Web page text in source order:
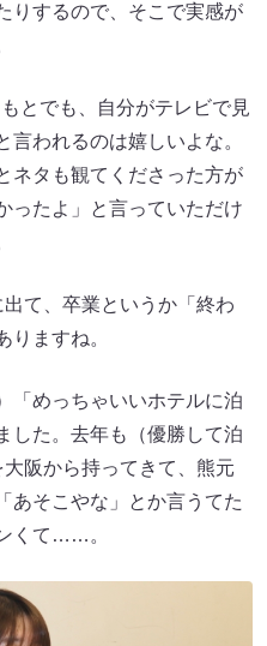
りするので、そこで実感が
とでも、自分がテレビで見
われるのは嬉しいよな。
ネタも観てくださった方が
ったよ」と言っていただけ
て、卒業というか「終わ
りますね。
めっちゃいいホテルに泊
した。去年も（優勝して泊
阪から持ってきて、熊元
あそこやな」とか言うてた
くて……。